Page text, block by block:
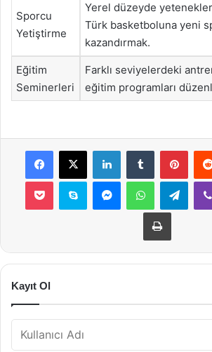
Sporcu
Yetiştirme
Yerel düzeyde
Türk basketboluna yeni
kazandırmak.
Eğitim
Seminerleri
Farklı seviyelerdeki
eğitim programları
Facebook
X LinkedInTumblr
Pocket Skype MessengerWhatsApp
Yazdır
Kayıt Ol